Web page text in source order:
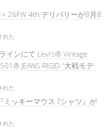
26FW 4th デリバリーが8月8
れた
インにて Levi’s® Vintage
JEANS RIGID “大戦モデ
れた
ミッキーマウス Tシャツ』が
れた